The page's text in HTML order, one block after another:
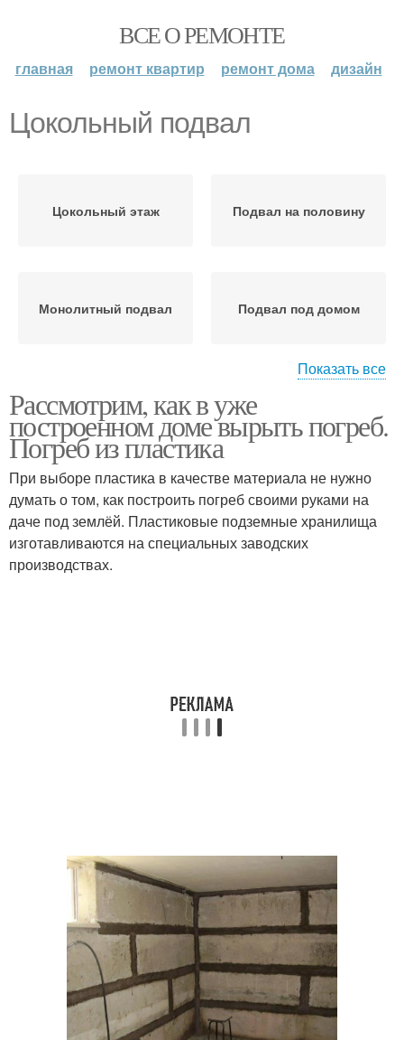
ВСЕ О РЕМОНТЕ
главная ремонт квартир ремонт дома дизайн
Цокольный подвал
Цокольный этаж Подвал на половину
Монолитный подвал Подвал под домом
Вход в подвал
Показать все
Рассмотрим, как в уже
построенном доме вырыть погреб.
Погреб из пластика
При выборе пластика в качестве материала не нужно
думать о том, как построить погреб своими руками на
даче под землёй. Пластиковые подземные хранилища
изготавливаются на специальных заводских
производствах.